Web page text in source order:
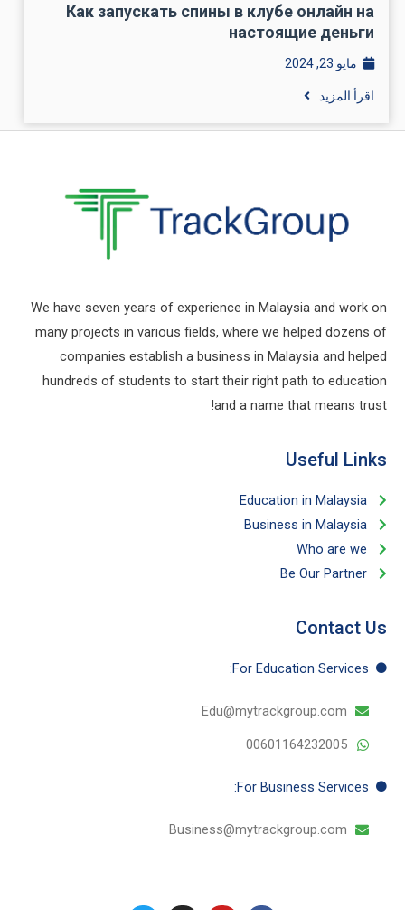
Как запускать спины в клубе онлайн на
настоящие деньги
مايو 23, 2024
اقرأ المزيد
We have seven years of experience in Malaysia and work on
many projects in various fields, where we helped dozens of
companies establish a business in Malaysia and helped
hundreds of students to start their right path to education
and a name that means trust!
Useful Links​
Education in Malaysia
Business in Malaysia​
Who are we
Be Our Partner​
Contact Us
For Education​ Services:
Edu@mytrackgroup.com
00601164232005
For Business​ Services:
Business@mytrackgroup.com